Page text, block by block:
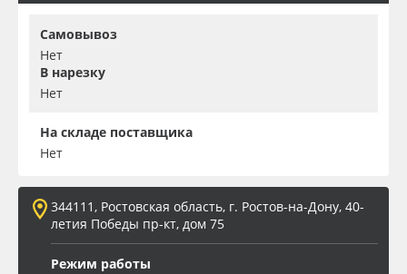
Самовывоз
Нет
В нарезку
Нет
На складе поставщика
Нет
344111, Ростовская область, г. Ростов-на-Дону, 40-
летия Победы пр-кт, дом 75
Режим работы